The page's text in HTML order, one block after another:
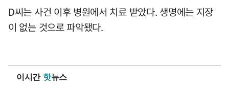
D씨는 사건 이후 병원에서 치료 받았다. 생명에는 지장
이 없는 것으로 파악됐다.
이시간 핫뉴스